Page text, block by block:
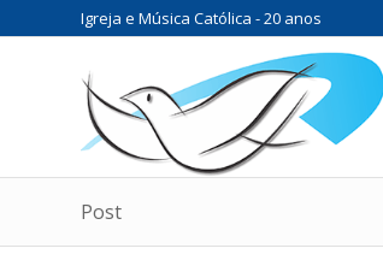
Igreja e Música Católica - 20 anos
Post